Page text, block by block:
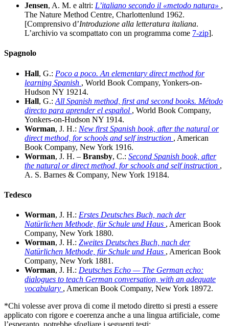
Jensen, A. M. e altri: L’italiano secondo il «metodo natura» ,
The Nature Method Centre, Charlottenlund 1962.
[Comprensivo d’Introduzione alla letteratura italiana.
L’archivio va scompattato con un programma come 7-zip].
Spagnolo
Hall, G.: Poco a poco. An elementary direct method for
learning Spanish , World Book Company, Yonkers-on-
Hudson NY 19214.
Hall, G.: All Spanish method, first and second books. Método
directo para aprender el español , World Book Company,
Yonkers-on-Hudson NY 1914.
Worman, J. H.: New first Spanish book, after the natural or
direct method, for schools and self instruction , American
Book Company, New York 1916.
Worman, J. H. – Bransby, C.: Second Spanish book, after
the natural or direct method, for schools and self instruction ,
A. S. Barnes & Company, New York 19184.
Tedesco
Worman, J. H.: Erstes Deutsches Buch, nach der
Natürlichen Methode, für Schule und Haus , American Book
Company, New York 1880.
Worman, J. H.: Zweites Deutsches Buch, nach der
Natürlichen Methode, für Schule und Haus , American Book
Company, New York 1881.
Worman, J. H.: Deutsches Echo — The German echo:
dialogues to teach German conversation, with an adequate
vocabulary , American Book Company, New York 18972.
*Chi volesse aver prova di come il metodo diretto si presti a essere
applicato con rigore e coerenza anche a una lingua artificiale, come
l’esperanto, potrebbe sfogliare i seguenti testi: